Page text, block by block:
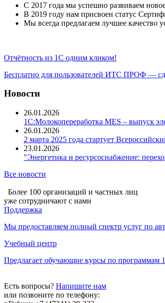
С 2017 года мы успешно развиваем
В 2019 году нам присвоен статус
Мы всегда предлагаем лучшее качество
Отчётность из 1С одним кликом!
Бесплатно для пользователей ИТС ПРОФ —
Новости
26.01.2026
1С:Молокопереработка MES – выпуск
26.01.2026
2 марта 2025 года стартует
23.01.2026
"Энергетика и ресурсоснабжение:
Все новости
Более 100 организаций и частных лиц
уже сотрудничают с нами
Поддержка
Мы предоставляем полный спектр услуг по
Учебный центр
Предлагает обучающие курсы по программам
Есть вопросы? Напишите нам
или позвоните по телефону: